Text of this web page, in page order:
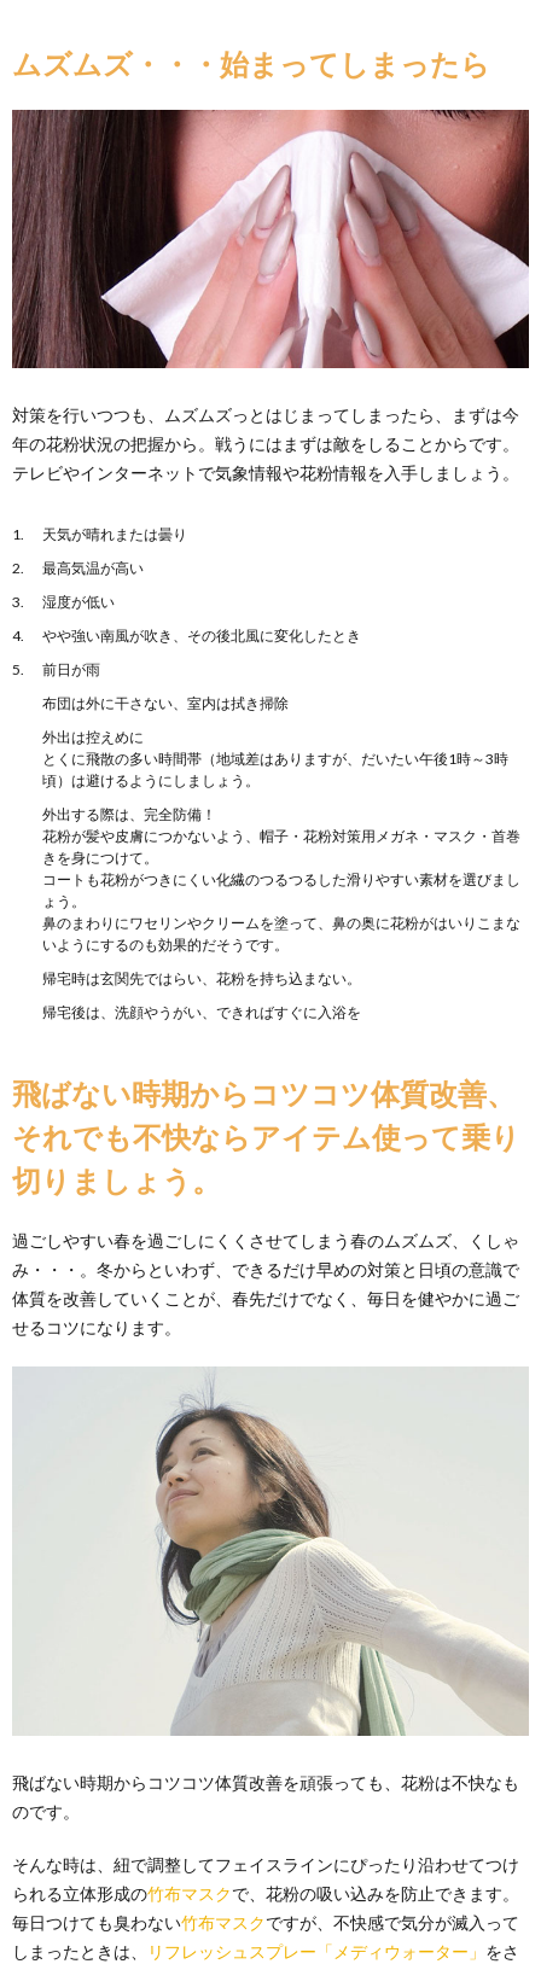
ムズムズ・・・始まってしまったら
対策を行いつつも、ムズムズっとはじまってしまったら、まずは今
年の花粉状況の把握から。戦うにはまずは敵をしることからです。
テレビやインターネットで気象情報や花粉情報を入手しましょう。
天気が晴れまたは曇り
最高気温が高い
湿度が低い
やや強い南風が吹き、その後北風に変化したとき
前日が雨
布団は外に干さない、室内は拭き掃除
外出は控えめに
とくに飛散の多い時間帯（地域差はありますが、だいたい午後1時～3時
頃）は避けるようにしましょう。
外出する際は、完全防備！
花粉が髪や皮膚につかないよう、帽子・花粉対策用メガネ・マスク・首巻
きを身につけて。
コートも花粉がつきにくい化繊のつるつるした滑りやすい素材を選びまし
ょう。
鼻のまわりにワセリンやクリームを塗って、鼻の奥に花粉がはいりこまな
いようにするのも効果的だそうです。
帰宅時は玄関先ではらい、花粉を持ち込まない。
帰宅後は、洗顔やうがい、できればすぐに入浴を
飛ばない時期からコツコツ体質改善、
それでも不快ならアイテム使って乗り
切りましょう。
過ごしやすい春を過ごしにくくさせてしまう春のムズムズ、くしゃ
み・・・。冬からといわず、できるだけ早めの対策と日頃の意識で
体質を改善していくことが、春先だけでなく、毎日を健やかに過ご
せるコツになります。
飛ばない時期からコツコツ体質改善を頑張っても、花粉は不快なも
のです。
そんな時は、紐で調整してフェイスラインにぴったり沿わせてつけ
られる立体形成の竹布マスクで、花粉の吸い込みを防止できます。
毎日つけても臭わない竹布マスクですが、不快感で気分が滅入って
しまったときは、
リフレッシュスプレー「メディウォーター」 をさ